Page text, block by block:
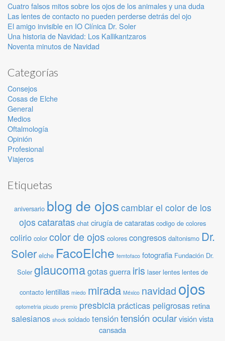
Cuatro falsos mitos sobre los ojos de los animales y una duda
Las lentes de contacto no pueden perderse detrás del ojo
El amigo invisible en IO Clínica Dr. Soler
Una historia de Navidad: Los Kallikantzaros
Noventa minutos de Navidad
Categorías
Consejos
Cosas de Elche
General
Medios
Oftalmología
Opinión
Profesional
Viajeros
Etiquetas
aniversario blog de ojoscambiar el color de los
ojos cataratas chat cirugía de cataratas codigo de colores
colirio color color de ojos colores congresos daltonismo Dr.
Soler elche FacoElche femtofaco fotografia Fundación Dr.
Soler glaucomagotasguerra iris laser lentes lentes de
contacto lentillas miedo mirada México navidad ojos
optometria picudo premio presbicia prácticas peligrosas retina
salesianos shock soldado tensión tensión ocularvisiónvista
cansada